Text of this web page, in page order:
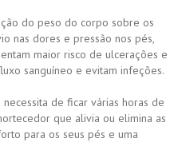
do peso do corpo sobre os
nas dores e pressão nos pés,
maior risco de ulcerações e
sanguíneo e evitam infeções.
necessita de ficar várias horas de
que alivia ou elimina as
para os seus pés e uma